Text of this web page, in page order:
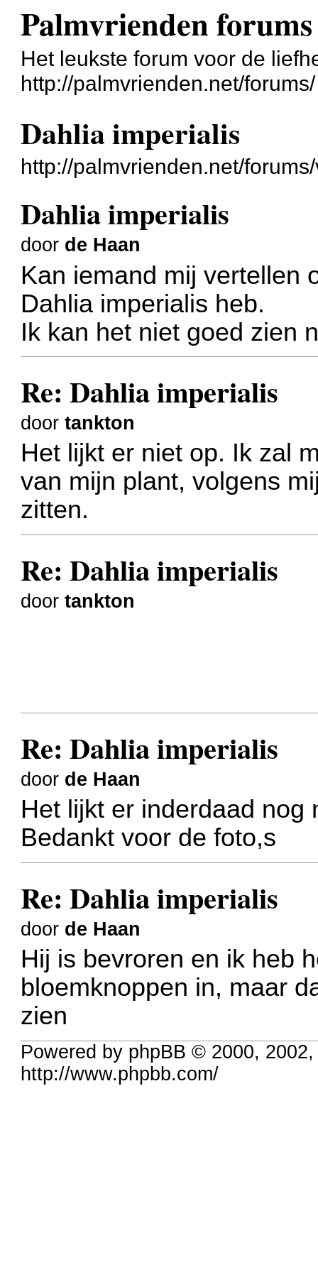
Palmvrienden forums
Het leukste forum voor de
http://palmvrienden.net/forums/
Dahlia imperialis
http://palmvrienden.net/
Dahlia imperialis
door de Haan
Kan iemand mij vertellen
Dahlia imperialis heb.
Ik kan het niet goed zien
Re: Dahlia imperialis
doortankton
Het lijkt er niet op. Ik zal
van mijn plant, volgens
zitten.
Re: Dahlia imperialis
doortankton
Re: Dahlia imperialis
door de Haan
Het lijkt er inderdaad nog
Bedankt voor de foto,s
Re: Dahlia imperialis
door de Haan
Hij is bevroren en ik heb
bloemknoppen in, maar
zien
Powered by phpBB © 2000,
http://www.phpbb.com/